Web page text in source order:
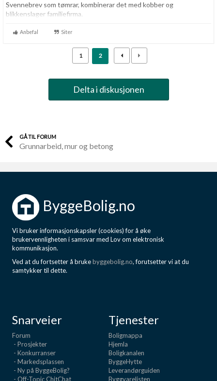
Svennebrev som tømrar, kombinerar det med kobber og
blikkenslager familiefirma.
Anbefal Siter
1 2
Delta i diskusjonen
GÅ TIL FORUM
Grunnarbeid, mur og betong
ByggeBolig.no
Vi bruker informasjonskapsler (cookies) for å øke
brukervennligheten i samsvar med Lov om elektronisk
kommunikasjon.
Ved at du fortsetter å brukebyggebolig.no, forutsetter vi at du
samtykker til dette.
Snarveier
Forum
- Prosjekter
- Konkurranser
- Markedsplassen
- Ny på ByggeBolig?
- Off-Topic ChitChat
Tjenester
Boligmappa
Hjemla
Boligkanalen
ByggeHytte
Leverandørguiden
Byggvarelisten